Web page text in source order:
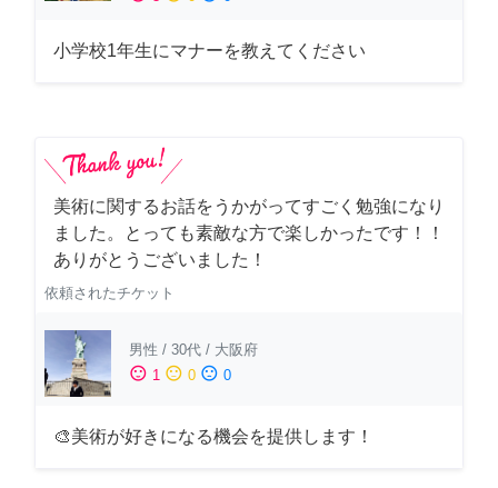
小学校1年生にマナーを教えてください
美術に関するお話をうかがってすごく勉強になり
ました。とっても素敵な方で楽しかったです！！
ありがとうございました！
依頼されたチケット
男性 / 30代 / 大阪府
sentiment_satisfied 1 sentiment_neutral 0 sentiment_dissatisfied 0
🎨美術が好きになる機会を提供します！